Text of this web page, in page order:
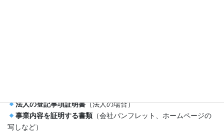
法人の登記事項証明書（法人の場合）
事業内容を証明する書類（会社パンフレット、ホームページの
写しなど）